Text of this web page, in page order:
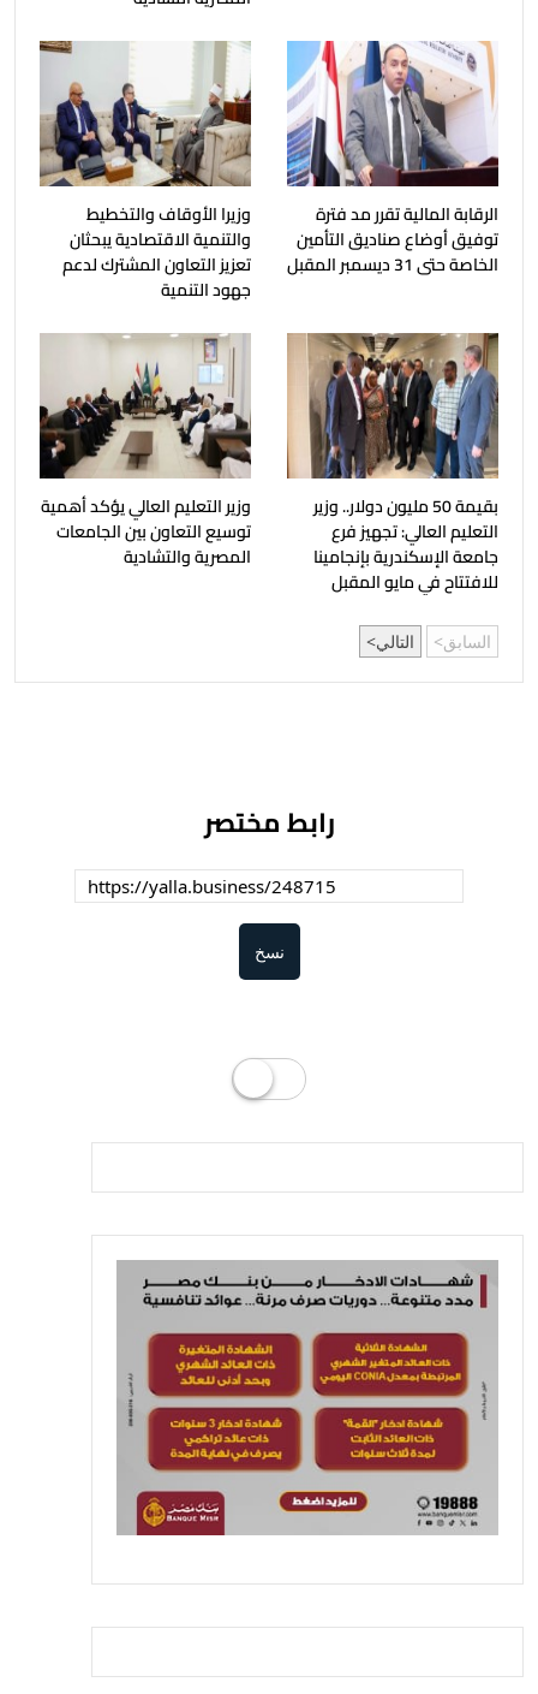
الرقابة المالية تقرر مد فترة
توفيق أوضاع صناديق التأمين
الخاصة حتى 31 ديسمبر المقبل
وزيرا الأوقاف والتخطيط
والتنمية الاقتصادية يبحثان
تعزيز التعاون المشترك لدعم
جهود التنمية
بقيمة 50 مليون دولار.. وزير
التعليم العالي: تجهيز فرع
جامعة الإسكندرية بإنجامينا
للافتتاح في مايو المقبل
وزير التعليم العالي يؤكد أهمية
توسيع التعاون بين الجامعات
المصرية والتشادية
السابق التالي
رابط مختصر
نسخ